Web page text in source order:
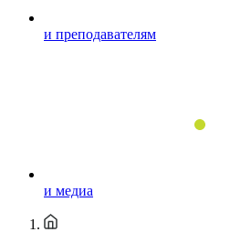
и преподавателям
и медиа